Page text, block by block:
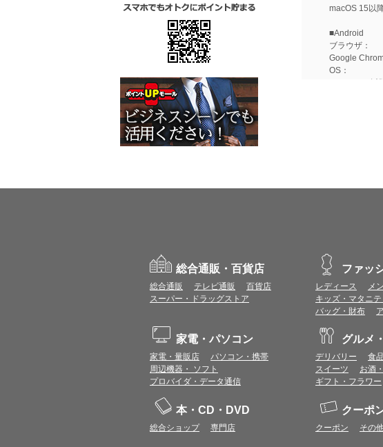
macOS 15以
■Android
ブラウザ：
Google
OS：
Android 15以降
※推奨以外の
すので、推
＜Cookieや
本サービスで
ポイント付与に
ワールドプレゼ
プレミアムポイ
プレミアムポ
とに異なります
200円のご利用
が異なる場合が
商品購入後、購
商品をキャン
同一ショップで
総合通販・百貨店
総合通販 テレビ通販
百貨店
スーパー・ドラッグストア
ファッ
レディース
メ
キッズ・マタニテ
バッグ・財布
家電・パソコン
家電・量販店
パソコン・携帯
周辺機器・ ソフト
プロバイダ・データ通信
グルメ
デリバリー
食
スイーツ
お酒
ギフト・フラワー
本・CD・DVD
総合ショップ 専門店
クーポ
クーポン その